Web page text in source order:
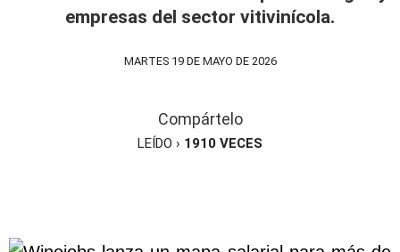
empresas del sector vitivinícola.
MARTES 19 DE MAYO DE 2026
Compártelo
LEÍDO › 1910 VECES